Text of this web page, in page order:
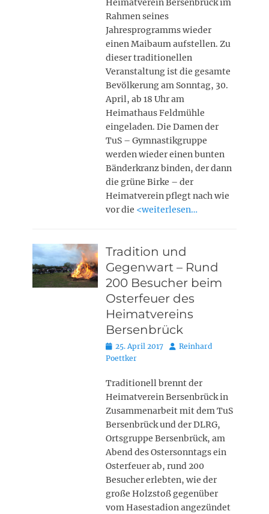
Heimatverein Bersenbrück im
Rahmen seines
Jahresprogramms wieder
einen Maibaum aufstellen. Zu
dieser traditionellen
Veranstaltung ist die gesamte
Bevölkerung am Sonntag, 30.
April, ab 18 Uhr am
Heimathaus Feldmühle
eingeladen. Die Damen der
TuS – Gymnastikgruppe
werden wieder einen bunten
Bänderkranz binden, der dann
die grüne Birke – der
Heimatverein pflegt nach wie
vor die <weiterlesen…
Tradition und
Gegenwart – Rund
200 Besucher beim
Osterfeuer des
Heimatvereins
Bersenbrück
Posted
on
25. April 2017 AutorReinhard
Poettker
Traditionell brennt der
Heimatverein Bersenbrück in
Zusammenarbeit mit dem TuS
Bersenbrück und der DLRG,
Ortsgruppe Bersenbrück, am
Abend des Ostersonntags ein
Osterfeuer ab, rund 200
Besucher erlebten, wie der
große Holzstoß gegenüber
vom Hasestadion angezündet